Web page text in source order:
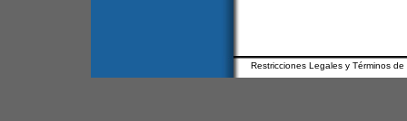
Restricciones Legales y Términos de